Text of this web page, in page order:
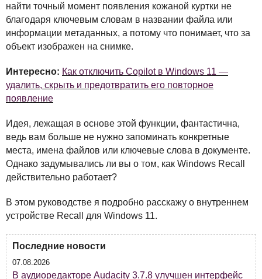
найти точный момент появления кожаной куртки не
благодаря ключевым словам в названии файла или
информации метаданных, а потому что понимает, что за
объект изображен на снимке.
Интересно: Как отключить Copilot в Windows 11 —
удалить, скрыть и предотвратить его повторное
появление
Идея, лежащая в основе этой функции, фантастична,
ведь вам больше не нужно запоминать конкретные
места, имена файлов или ключевые слова в документе.
Однако задумывались ли вы о том, как Windows Recall
действительно работает?
В этом руководстве я подробно расскажу о внутреннем
устройстве Recall для Windows 11.
Последние новости
07.08.2026
В аудиоредакторе Audacity 3.7.8 улучшен интерфейс